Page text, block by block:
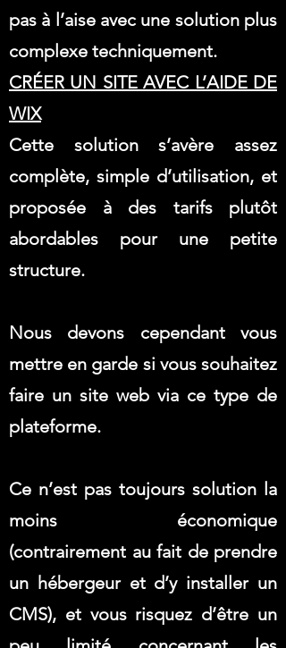
pas à l’aise avec une solution plus
complexe techniquement.
CRÉER UN SITE AVEC L’AIDE DE
WIX
Cette solution s’avère assez
complète, simple d’utilisation, et
proposée à des tarifs plutôt
abordables pour une petite
structure.
Nous devons cependant vous
mettre en garde si vous souhaitez
faire un site web via ce type de
plateforme.
Ce n’est pas toujours solution la
moins économique
(contrairement au fait de prendre
un hébergeur et d’y installer un
CMS), et vous risquez d’être un